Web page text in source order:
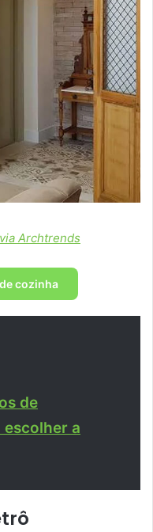
Archtrends
cozinha
de
a